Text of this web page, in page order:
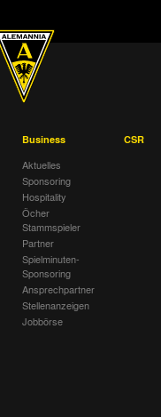
Business
Aktuelles
Sponsoring
Hospitality
Öcher
Stammspieler
Partner
Spielminuten-
Sponsoring
Ansprechpartner
Stellenanzeigen
Jobbörse
CSR